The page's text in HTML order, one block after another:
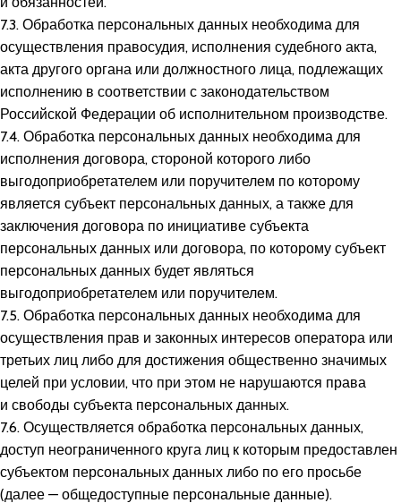
7.3. Обработка персональных данных необходима для
осуществления правосудия, исполнения судебного акта,
акта другого органа или должностного лица, подлежащих
исполнению в соответствии с законодательством
Российской Федерации об исполнительном производстве.
7.4. Обработка персональных данных необходима для
исполнения договора, стороной которого либо
выгодоприобретателем или поручителем по которому
является субъект персональных данных, а также для
заключения договора по инициативе субъекта
персональных данных или договора, по которому субъект
персональных данных будет являться
выгодоприобретателем или поручителем.
7.5. Обработка персональных данных необходима для
осуществления прав и законных интересов оператора или
третьих лиц либо для достижения общественно значимых
целей при условии, что при этом не нарушаются права
и свободы субъекта персональных данных.
7.6. Осуществляется обработка персональных данных,
доступ неограниченного круга лиц к которым предоставлен
субъектом персональных данных либо по его просьбе
(далее — общедоступные персональные данные).